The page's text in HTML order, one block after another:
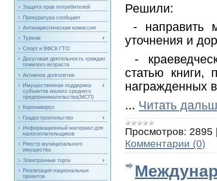
Защита прав потребителей
Прокуратура сообщает
Антинаркотическая комиссия
Туризм
Спорт и ВФСК ГТО
Досуговая деятельность граждан
пожилого возраста
Активное долголетие
Имущественная поддержка
субъектов малого среднего
предпринимательства(МСП)
Коронавирус
Градостроительство
Информационный материал для
налогоплательщиков
Реестр муниципального
имущества
Электронные торги
Реализация национальных
проектов
Решили:
- направить
уточнения и
-
статью книги,
награжденных
... Читать
Просмотров: 2895
Комментарии (0)